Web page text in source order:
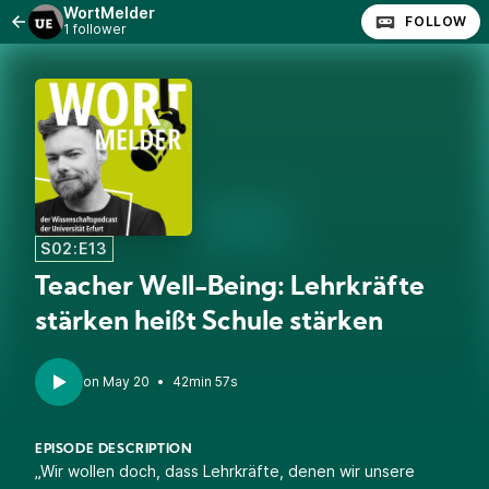
WortMelder
1 follower FOLLOW
S02:E13
Teacher Well-Being: Lehrkräfte
stärken heißt Schule stärken
• 42min 57s
EPISODE DESCRIPTION
„Wir wollen doch, dass Lehrkräfte, denen wir unsere